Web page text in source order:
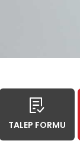
TALEP FORMU